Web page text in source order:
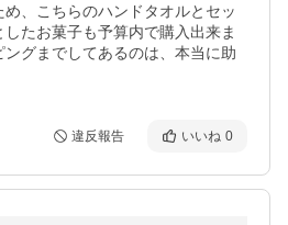
、こちらのハンドタオルとセッ
したお菓子も予算内で購入出来ま
ングまでしてあるのは、本当に助
違反報告 いいね 0